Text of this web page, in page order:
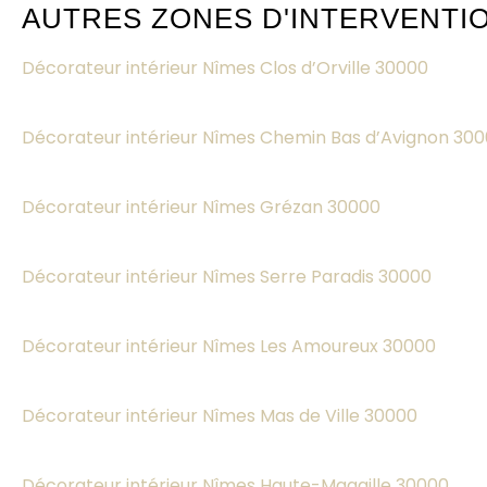
AUTRES ZONES
Décorateur intérieur Nîmes Clos d’Orville 30000
Décorateur intérieur Nîmes Chemin Bas d’Avignon
Décorateur intérieur Nîmes Grézan 30000
Décorateur intérieur Nîmes Serre Paradis 30000
Décorateur intérieur Nîmes Les Amoureux 30000
Décorateur intérieur Nîmes Mas de Ville 30000